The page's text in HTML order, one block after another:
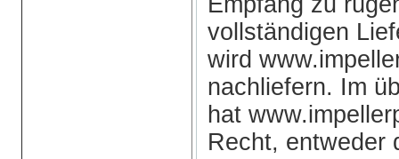
vollständigen
wird
nachliefern. Im
hat
Recht, entweder